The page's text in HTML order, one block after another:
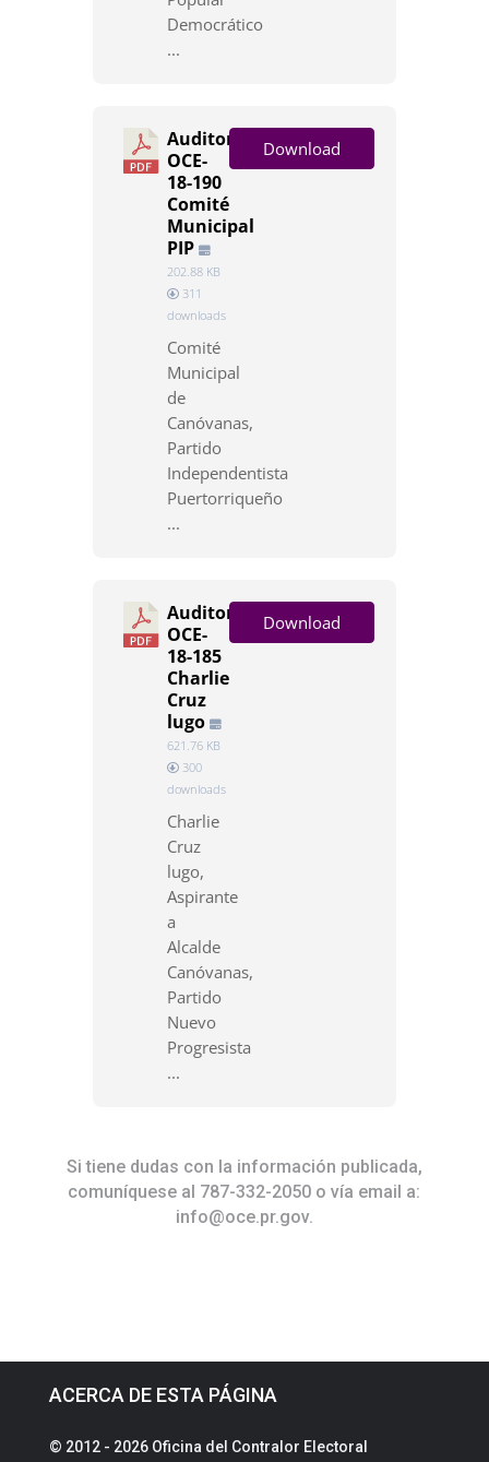
Democrático
...
Auditoría
OCE-
18-190
Comité
Municipal
PIP
202.88 KB
311
downloads
Comité
Municipal
de
Canóvanas,
Partido
Independentista
Puertorriqueño
...
Download
Auditoría
OCE-
18-185
Charlie
Cruz
lugo
621.76 KB
300
downloads
Charlie
Cruz
lugo,
Aspirante
a
Alcalde
Canóvanas,
Partido
Nuevo
Progresista
...
Download
Si tiene dudas con la información publicada,
comuníquese al 787-332-2050 o vía email a:
info@oce.pr.gov.
ACERCA DE ESTA PÁGINA
© 2012 - 2026 Oficina del Contralor Electoral